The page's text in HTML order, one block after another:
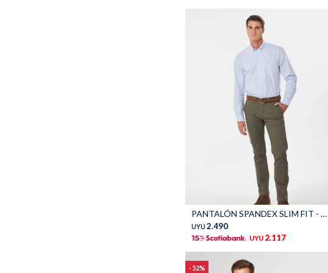
PANTALÓN SPANDEX SLIM FIT - Verde
UYU 2.490
UYU 2.117
52